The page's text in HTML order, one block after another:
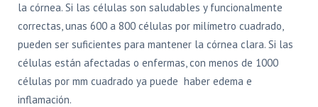
la córnea. Si las células son saludables y funcionalmente
correctas, unas 600 a 800 células por milímetro cuadrado,
pueden ser suficientes para mantener la córnea clara. Si las
células están afectadas o enfermas, con menos de 1000
células por mm cuadrado ya puede haber edema e
inflamación.